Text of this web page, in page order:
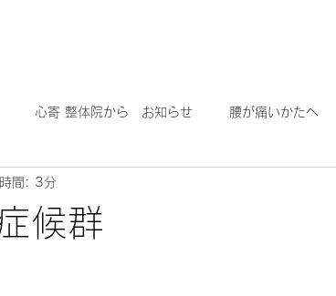
心寄 整体院から お知らせ 腰が痛いかたへ
候群
間: 3分